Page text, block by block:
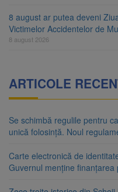
8 august ar putea deveni
Victimelor Accidentelor de
8 august 2026
ARTICOLE
Se schimbă regulile pentru
unică folosință. Noul
Carte electronică de
Guvernul menține finanțarea